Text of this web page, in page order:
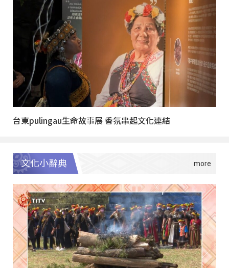
台東pulingau生命故事展 香氛串起文化連結
文化小辭典